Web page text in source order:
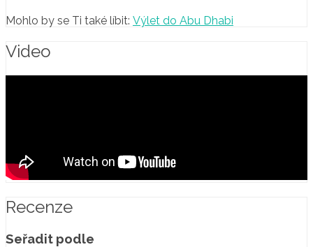
Mohlo by se Ti také líbit: Výlet do Abu Dhabi
Video
Recenze
Seřadit podle